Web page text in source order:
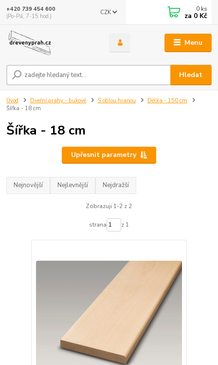
Menu
CZK
Hledat
+420 739 454 600
(Po-Pá, 7-15 hod.)
0 ks
za 0 Kč
Úvod Dveřní prahy - bukové S oblou hranou
Délka - 150 cm
Šířka - 18 cm
Šířka - 18 cm
Upřesnit parametry
Nejnovější Nejlevnější Nejdražší
Zobrazuji 1-2 z 2
strana z 1